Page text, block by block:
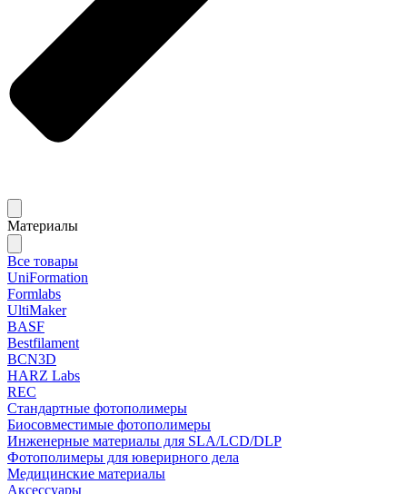
Материалы
Все товары
UniFormation
Formlabs
UltiMaker
BASF
Bestfilament
BCN3D
HARZ Labs
REC
Стандартные фотополимеры
Биосовместимые фотополимеры
Инженерные материалы для SLA/LCD/DLP
Фотополимеры для юверирного дела
Медицинские материалы
Аксессуары